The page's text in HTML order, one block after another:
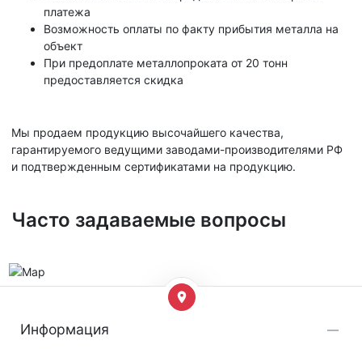
платежа
Возможность оплаты по факту прибытия металла на
объект
При предоплате металлопроката от 20 тонн
предоставляется скидка
Мы продаем продукцию высочайшего качества,
гарантируемого ведущими заводами-производителями РФ
и подтвержденным сертификатами на продукцию.
Часто задаваемые вопросы
Информация